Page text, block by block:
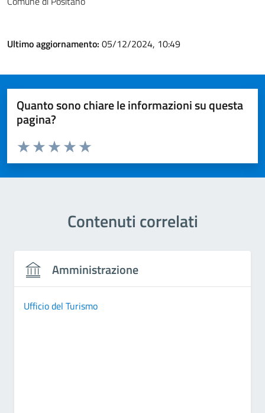
Ultimo aggiornamento: 05/12/2024, 10:49
Quanto sono chiare le informazioni su questa
pagina?
Valuta da 1 a 5 stelle la pagina
Valuta 5 stelle su 5
Valuta 4 stelle su 5
Valuta 3 stelle su 5
Valuta 2 stelle su 5
Valuta 1 stelle su 5
Contenuti correlati
Amministrazione
Ufficio del Turismo